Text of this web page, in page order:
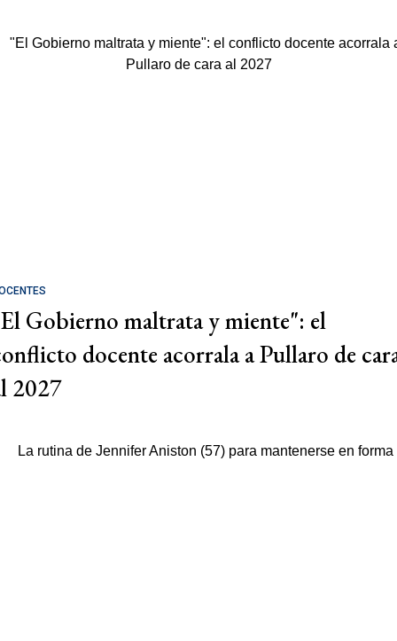
Gobierno maltrata y miente": el
docente acorrala a Pullaro de
2027